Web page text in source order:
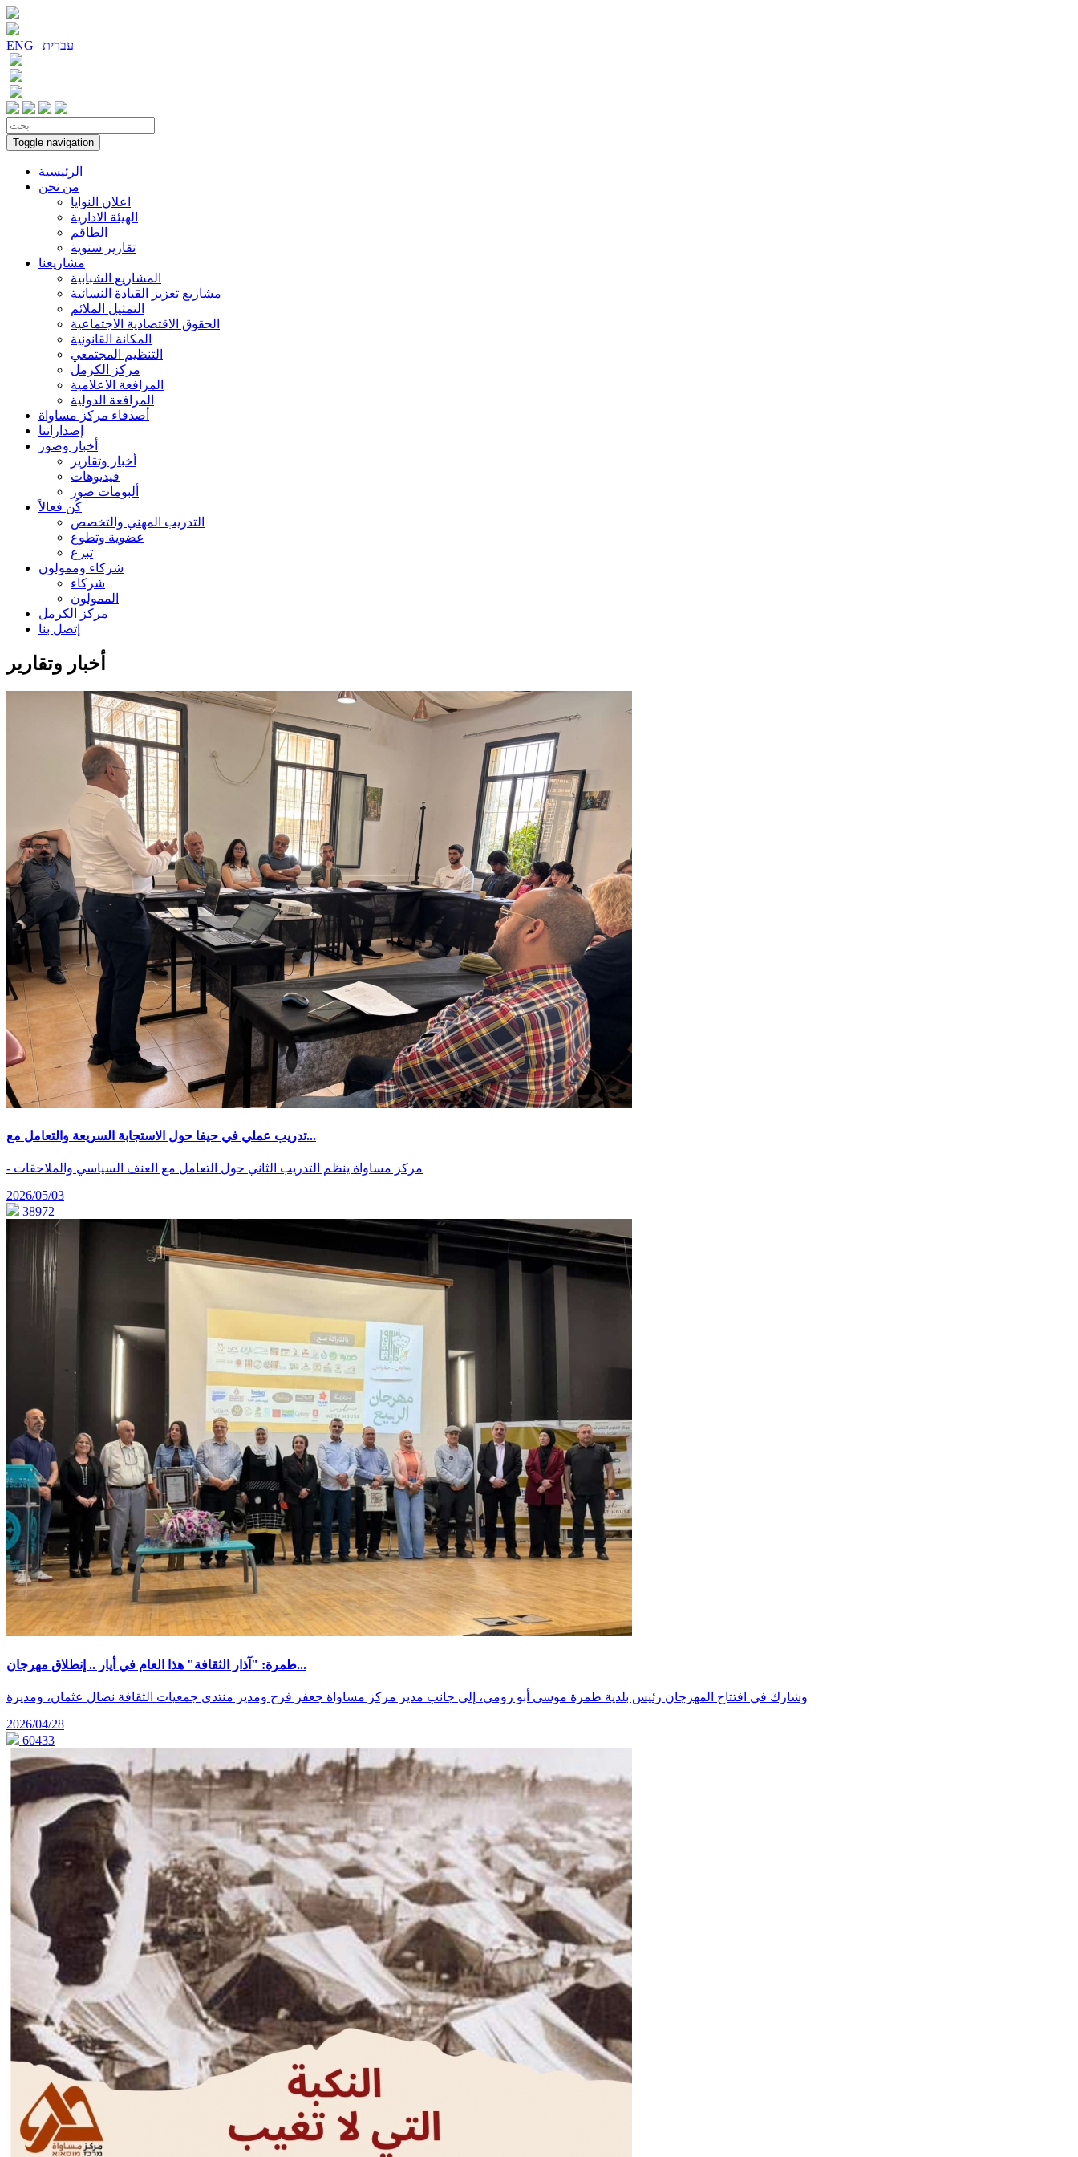
ENG | עִברִית
Toggle navigation
الرئيسية
من نحن
اعلان النوايا
الهيئة الادارية
الطاقم
تقارير سنوية
مشاريعنا
المشاريع الشبابية
مشاريع تعزيز القيادة النسائية
التمثيل الملائم
الحقوق الاقتصادية الاجتماعية
المكانة القانونية
التنظيم المجتمعي
مركز الكرمل
المرافعة الاعلامية
المرافعة الدولية
أصدقاء مركز مساواة
إصداراتنا
أخبار وصور
أخبار وتقارير
فيديوهات
ألبومات صور
كُن فعالاً
التدريب المهني والتخصص
عضوية وتطوع
تبرع
شركاء وممولون
شركاء
الممولون
مركز الكرمل
إتصل بنا
أخبار وتقارير
تدريب عملي في حيفا حول الاستجابة السريعة والتعامل مع...
- مركز مساواة ينظم التدريب الثاني حول التعامل مع العنف السياسي والملاحقات
2026/05/03
38972
طمرة: "آذار الثقافة" هذا العام في أيار .. إنطلاق مهرجان...
وشارك في افتتاح المهرجان رئيس بلدية طمرة موسى أبو رومي، إلى جانب مدير مركز مساواة جعفر فرح ومدير منتدى جمعيات الثقافة نضال عثمان، ومديرة
2026/04/28
60433